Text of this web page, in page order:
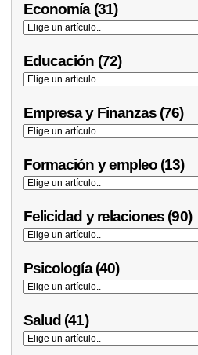
Economía (31)
Educación (72)
Empresa y Finanzas (76)
Formación y empleo (13)
Felicidad y relaciones (90)
Psicología (40)
Salud (41)